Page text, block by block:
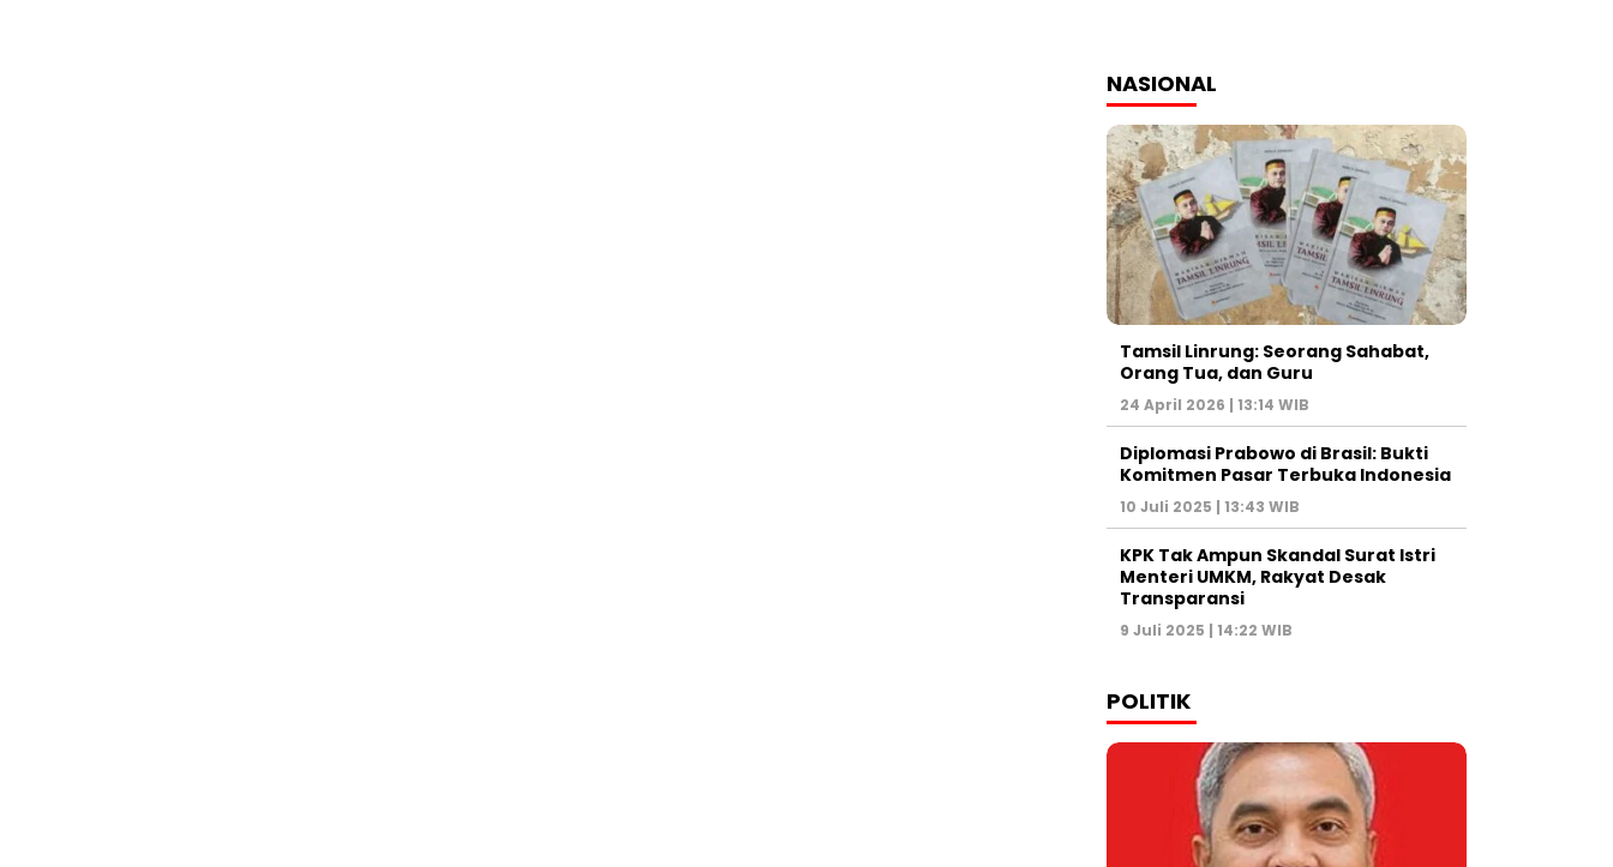
NASIONAL
Tamsil Linrung: Seorang Sahabat,
Orang Tua, dan Guru
24 April 2026 | 13:14 WIB
Diplomasi Prabowo di Brasil: Bukti
Komitmen Pasar Terbuka Indonesia
10 Juli 2025 | 13:43 WIB
KPK Tak Ampun Skandal Surat Istri
Menteri UMKM, Rakyat Desak
Transparansi
9 Juli 2025 | 14:22 WIB
POLITIK